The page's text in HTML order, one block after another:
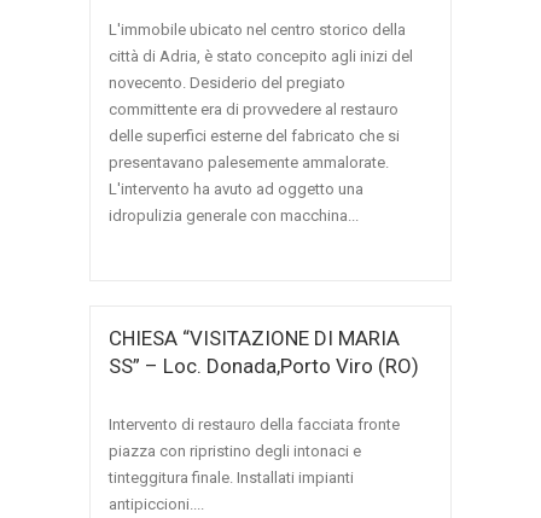
L'immobile ubicato nel centro storico della
città di Adria, è stato concepito agli inizi del
novecento. Desiderio del pregiato
committente era di provvedere al restauro
delle superfici esterne del fabricato che si
presentavano palesemente ammalorate.
L'intervento ha avuto ad oggetto una
idropulizia generale con macchina...
CHIESA “VISITAZIONE DI MARIA
SS” – Loc. Donada,Porto Viro (RO)
Intervento di restauro della facciata fronte
piazza con ripristino degli intonaci e
tinteggitura finale. Installati impianti
antipiccioni....